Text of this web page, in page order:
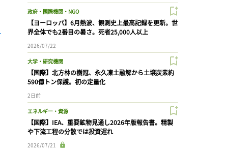
政府・国際機関・NGO
【ヨーロッパ】6月熱波、観測史上最高記録を更新。世
界全体でも2番目の暑さ。死者25,000人以上
2026/07/22
大学・研究機関
【国際】北方林の樹冠、永久凍土融解から土壌炭素約
590億トン保護。初の定量化
2日前
エネルギー・資源
【国際】IEA、重要鉱物見通し2026年版報告書。精製
や下流工程の分散では投資遅れ
2026/07/21